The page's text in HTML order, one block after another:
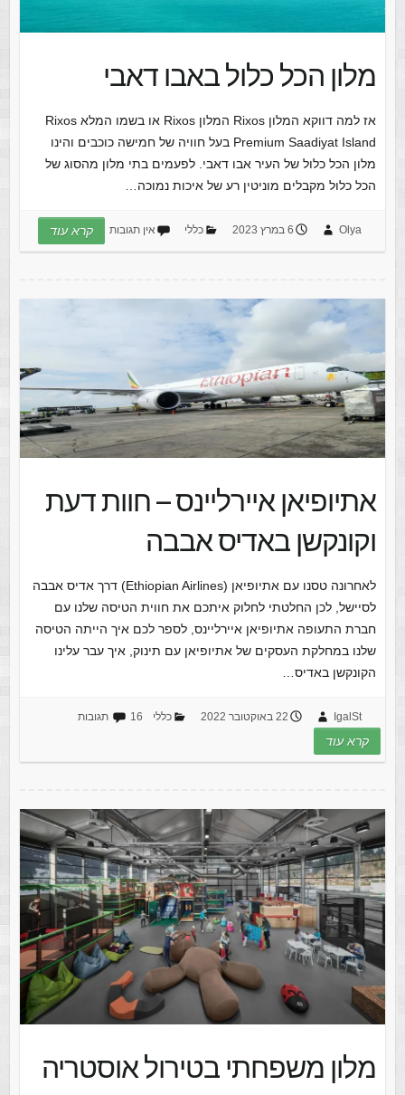
מלון הכל כלול באבו דאבי
אז למה דווקא המלון Rixos המלון Rixos או בשמו המלא ‪Rixos
Premium Saadiyat Island‬ בעל חוויה של חמישה כוכבים והינו
מלון הכל כלול של העיר אבו דאבי. לפעמים בתי מלון מהסוג של
הכל כלול מקבלים מוניטין רע של איכות נמוכה…
Olya 6 במרץ 2023 כללי אין תגובות קרא עוד
אתיופיאן איירליינס – חוות דעת
וקונקשן באדיס אבבה
לאחרונה טסנו עם אתיופיאן (Ethiopian Airlines) דרך אדיס אבבה
לסיישל, לכן החלטתי לחלוק איתכם את חווית הטיסה שלנו עם
חברת התעופה אתיופיאן איירליינס, לספר לכם איך הייתה הטיסה
שלנו במחלקת העסקים של אתיופיאן עם תינוק, איך עבר עלינו
הקונקשן באדיס…
IgalSt 22 באוקטובר 2022 כללי 16 תגובות
קרא עוד
מלון משפחתי בטירול אוסטריה